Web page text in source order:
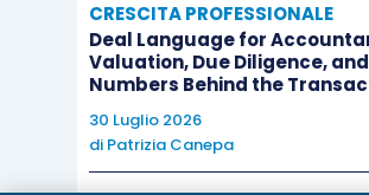
CRESCITA PROFESSIONALE
Deal Language for
Valuation, Due Diligence,
Numbers Behind the
30 Luglio 2026
di Patrizia Canepa